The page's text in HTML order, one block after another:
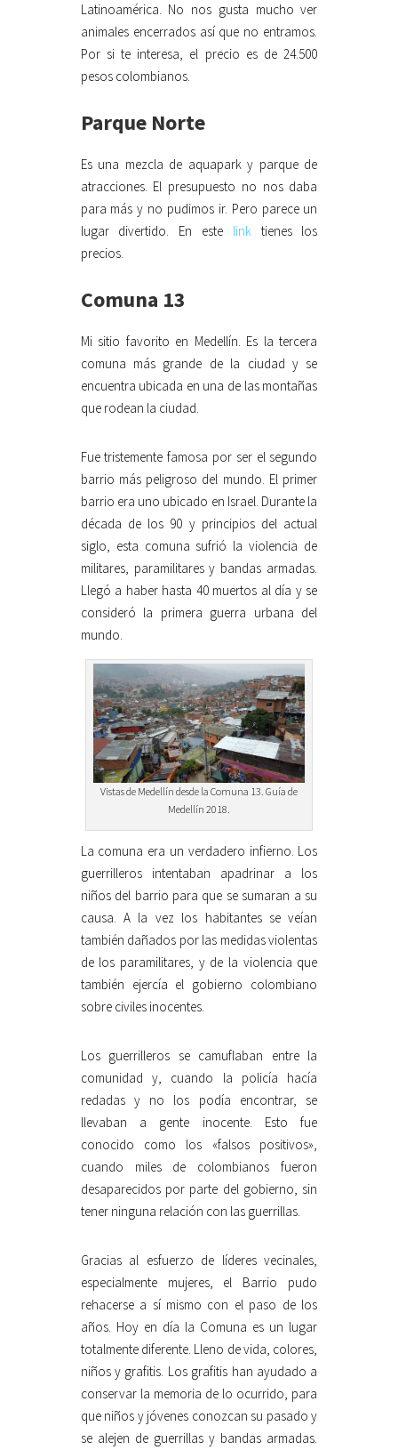
Latinoamérica. No nos gusta mucho ver
animales encerrados así que no entramos.
Por si te interesa, el precio es de 24.500
pesos colombianos.
Parque Norte
Es una mezcla de aquapark y parque de
atracciones. El presupuesto no nos daba
para más y no pudimos ir. Pero parece un
lugar divertido. En este linktienes los
precios.
Comuna 13
Mi sitio favorito en Medellín. Es la tercera
comuna más grande de la ciudad y se
encuentra ubicada en una de las montañas
que rodean la ciudad.
Fue tristemente famosa por ser el segundo
barrio más peligroso del mundo. El primer
barrio era uno ubicado en Israel. Durante la
década de los 90 y principios del actual
siglo, esta comuna sufrió la violencia de
militares, paramilitares y bandas armadas.
Llegó a haber hasta 40 muertos al día y se
consideró la primera guerra urbana del
mundo.
Vistas de Medellín desde la Comuna 13. Guía de
Medellín 2018.
La comuna era un verdadero infierno. Los
guerrilleros intentaban apadrinar a los
niños del barrio para que se sumaran a su
causa. A la vez los habitantes se veían
también dañados por las medidas violentas
de los paramilitares, y de la violencia que
también ejercía el gobierno colombiano
sobre civiles inocentes.
Los guerrilleros se camuflaban entre la
comunidad y, cuando la policía hacía
redadas y no los podía encontrar, se
llevaban a gente inocente. Esto fue
conocido como los «falsos positivos»,
cuando miles de colombianos fueron
desaparecidos por parte del gobierno, sin
tener ninguna relación con las guerrillas.
Gracias al esfuerzo de líderes vecinales,
especialmente mujeres, el Barrio pudo
rehacerse a sí mismo con el paso de los
años. Hoy en día la Comuna es un lugar
totalmente diferente. Lleno de vida, colores,
niños y grafitis. Los grafitis han ayudado a
conservar la memoria de lo ocurrido, para
que niños y jóvenes conozcan su pasado y
se alejen de guerrillas y bandas armadas.